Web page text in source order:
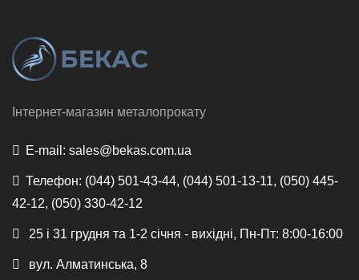
Інтернет-магазин металопрокату
E-mail: sales@bekas.com.ua
Телефон: (044) 501-43-44, (044) 501-13-11, (050) 445-
42-12, (050) 330-42-12
25 і 31 грудня та 1-2 січня - вихідні, Пн-Пт: 8:00-16:00
вул. Алматинська, 8